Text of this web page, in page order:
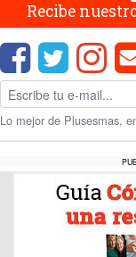
Recibe
Lo mejor de Plusesmas,